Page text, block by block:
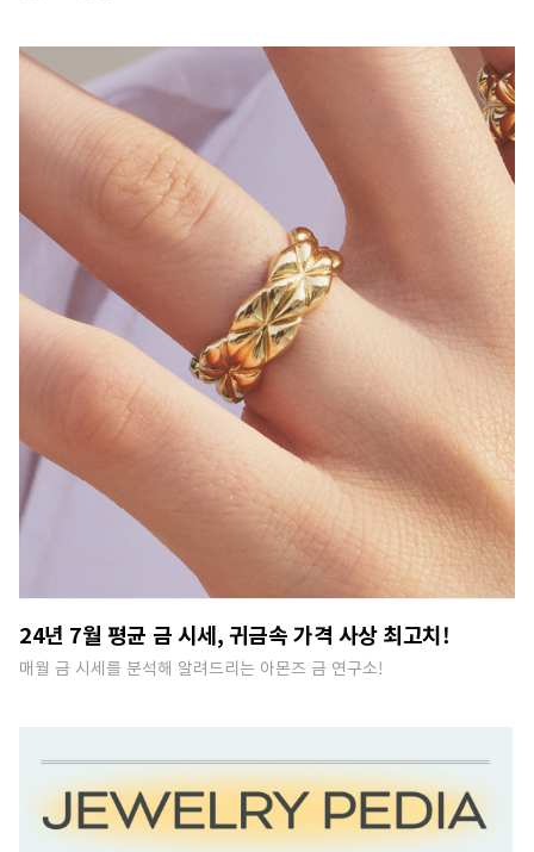
24년 7월 평균 금 시세, 귀금속 가격 사상 최고치!
매월 금 시세를 분석해 알려드리는 아몬즈 금 연구소!